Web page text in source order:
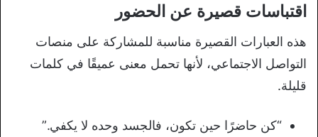
اقتباسات قصيرة عن الحضور
هذه العبارات القصيرة مناسبة للمشاركة على منصات
التواصل الاجتماعي، لأنها تحمل معنى عميقًا في كلمات
قليلة.
“كن حاضرًا حين تكون، فالجسد وحده لا يكفي.”